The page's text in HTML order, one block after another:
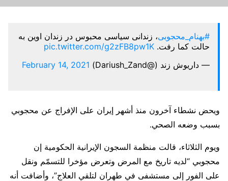
#بهنام_محجوبی، زندانی سیاسی محبوس در زندان اوین به
حالت کما رفت. pic.twitter.com/g2zFB8pw1K
— داریوش زند (@Dariush_Zand)
February 14, 2021
ويحض نشطاء آخرون منذ أشهر إيران على الإفراج عن محجوبي
بسبب وضعه الصحي.
ويوم الثلاثاء، قالت منظمة السجون الإيرانية الحكومية إن
محجوبي “لديه تاريخ مع المرض وتعرض مؤخرا للتسمّم ونقل
على الفور إلى مستشفى في طهران لتلقي العلاج”، وأضافت أنه